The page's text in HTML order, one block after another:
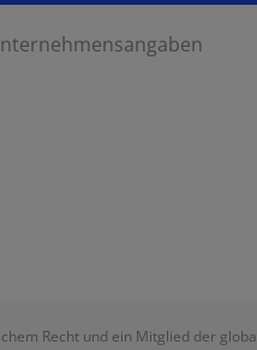
Recht und ein Mitglied der